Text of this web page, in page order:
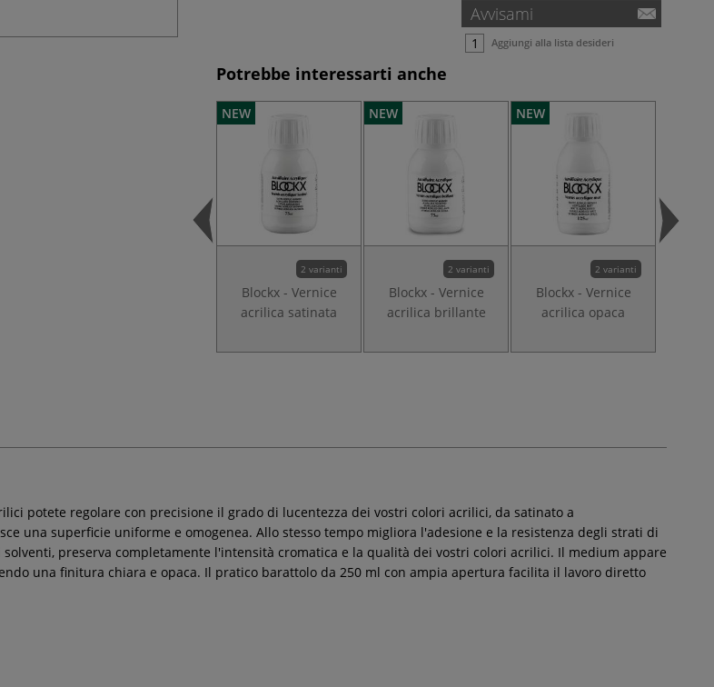
Avvisami
Aggiungi alla lista desideri
Potrebbe interessarti anche
NEW
2 varianti
Blockx - Vernice
acrilica satinata
NEW
2 varianti
Blockx - Vernice
acrilica brillante
NEW
2 varianti
Blockx - Vernice
acrilica opaca
potete regolare con precisione il grado di lucentezza dei vostri colori acrilici, da satinato a
una superficie uniforme e omogenea. Allo stesso tempo migliora l'adesione e la resistenza degli strati di
preserva completamente l'intensità cromatica e la qualità dei vostri colori acrilici. Il medium appare
una finitura chiara e opaca. Il pratico barattolo da 250 ml con ampia apertura facilita il lavoro diretto